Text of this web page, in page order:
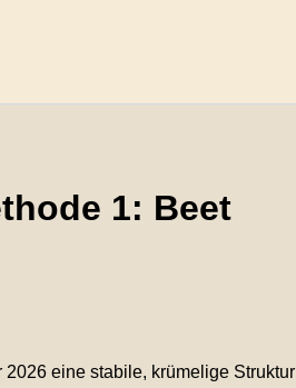
1: Beet
2026 eine stabile, krümelige Struktur